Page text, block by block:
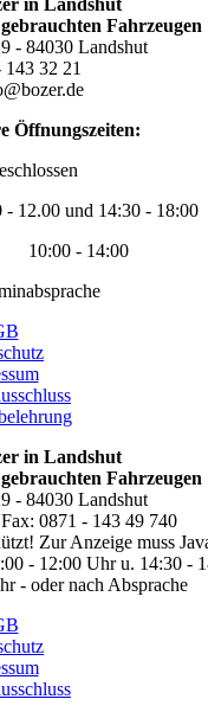
in Landshut
Fahrzeugen
- 84030 Landshut
32 21
Öffnungszeiten:
12.00 und 14:30 - 18:00
- 14:00
in Landshut
Fahrzeugen
- 84030 Landshut
0871 - 143 49 740
Zur Anzeige muss
- 12:00 Uhr u. 14:30 -
- oder nach Absprache